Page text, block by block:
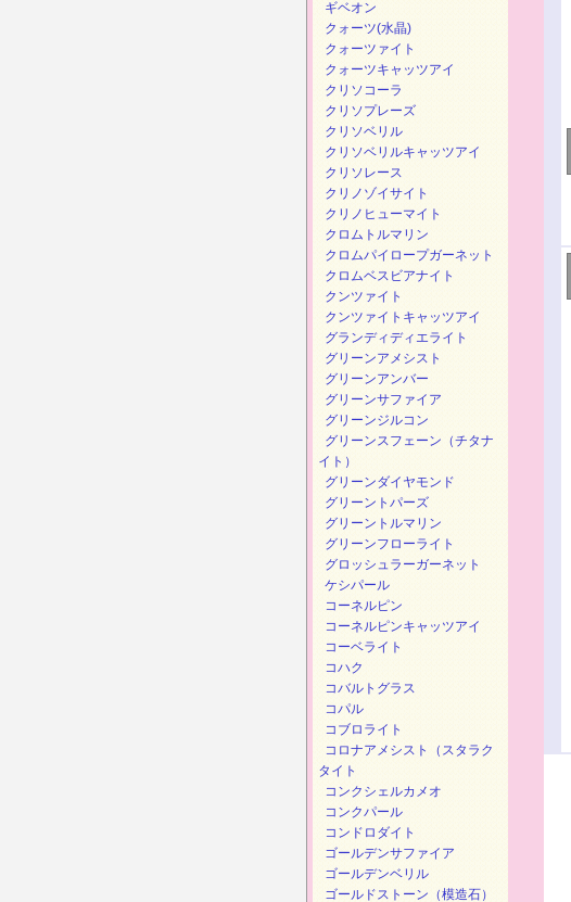
ギベオン
クォーツ(水晶)
クォーツァイト
クォーツキャッツアイ
クリソコーラ
クリソプレーズ
クリソベリル
クリソベリルキャッツアイ
クリソレース
クリノゾイサイト
クリノヒューマイト
クロムトルマリン
クロムパイロープガーネット
クロムベスビアナイト
クンツァイト
クンツァイトキャッツアイ
グランディディエライト
グリーンアメシスト
グリーンアンバー
グリーンサファイア
グリーンジルコン
グリーンスフェーン（チタナ
イト）
グリーンダイヤモンド
グリーントパーズ
グリーントルマリン
グリーンフローライト
グロッシュラーガーネット
ケシパール
コーネルピン
コーネルピンキャッツアイ
コーベライト
コハク
コバルトグラス
コパル
コブロライト
コロナアメシスト（スタラク
タイト
コンクシェルカメオ
コンクパール
コンドロダイト
ゴールデンサファイア
ゴールデンベリル
ゴールドストーン（模造石）